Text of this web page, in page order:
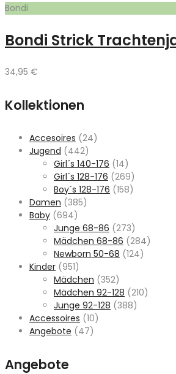
Bondi
Bondi Strick
34,95 €
Kollektionen
Accesoires (24)
Jugend (442)
Girl´s 140-176 (14)
Girl´s 128-176 (269)
Boy´s 128-176 (158)
Damen (385)
Baby (694)
Junge 68-86 (273)
Mädchen 68-86 (284)
Newborn 50-68 (124)
Kinder (951)
Mädchen (352)
Mädchen 92-128 (210)
Junge 92-128 (388)
Accessoires (10)
Angebote (47)
Angebote